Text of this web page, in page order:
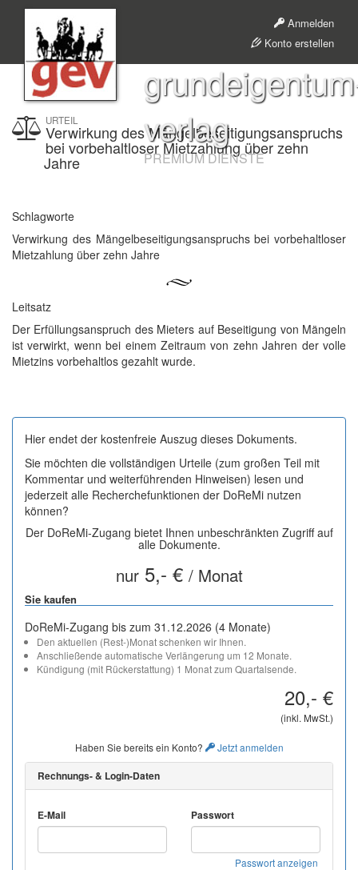
Anmelden
Konto erstellen
verlag
PREMIUM DIENSTE
URTEIL
Verwirkung des Mängelbeseitigungsanspruchs
bei vorbehaltloser Mietzahlung über zehn
Jahre
Schlagworte
Verwirkung des Mängelbeseitigungsanspruchs bei vorbehaltloser
Mietzahlung über zehn Jahre
Leitsatz
Der Erfüllungsanspruch des Mieters auf Beseitigung von Mängeln
ist verwirkt, wenn bei einem Zeitraum von zehn Jahren der volle
Mietzins vorbehaltlos gezahlt wurde.
Hier endet der kostenfreie Auszug dieses Dokuments.
Sie möchten die vollständigen Urteile (zum großen Teil mit
Kommentar und weiterführenden Hinweisen) lesen und
jederzeit alle Recherchefunktionen der DoReMi nutzen
können?
Der DoReMi-Zugang bietet Ihnen unbeschränkten Zugriff auf
alle Dokumente.
nur5,- € / Monat
Sie kaufen
DoReMi-Zugang bis zum 31.12.2026 (4 Monate)
Den aktuellen (Rest-)Monat schenken wir Ihnen.
Anschließende automatische Verlängerung um 12 Monate.
Kündigung (mit Rückerstattung) 1 Monat zum Quartalsende.
20,- €
(inkl. MwSt.)
Haben Sie bereits ein Konto? Jetzt anmelden
Rechnungs- & Login-Daten
E-Mail Passwort
Passwort anzeigen